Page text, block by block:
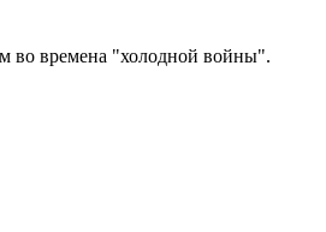
во времена "холодной войны".